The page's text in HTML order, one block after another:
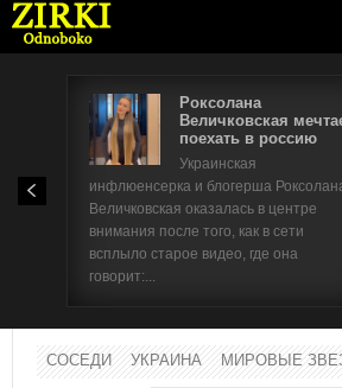
Роксолана
Величковская
поехать в россию
Украинская
инфлюенсерка и блогерша
Величковская оказалась в центре
внимания после того, как в сети
всплыло старое видео, где она
говорит:...
СОСЕДИ УКРАИНА МИРОВЫЕ